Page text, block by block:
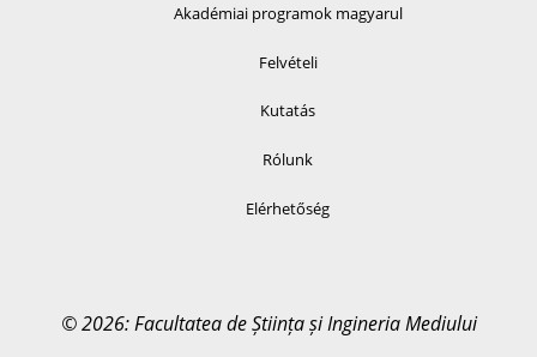
Akadémiai programok magyarul
Felvételi
Kutatás
Rólunk
Elérhetőség
© 2026: Facultatea de Știința și Ingineria Mediului